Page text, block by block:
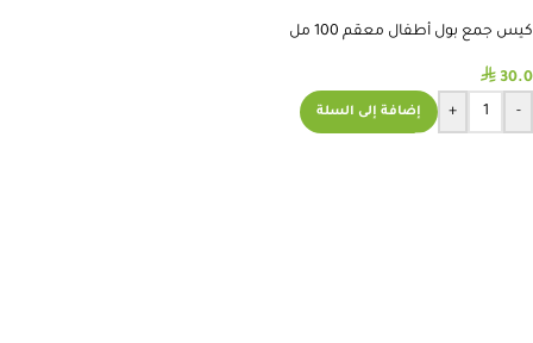
كيس جمع بول أطفال معقم 100 مل
⃁ 30.0
-
+ إضافة إلى السلة